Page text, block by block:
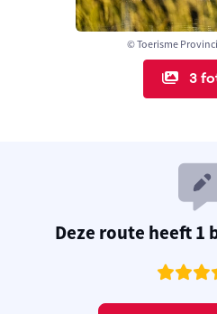
© Toerisme
3
Deze route heeft 1